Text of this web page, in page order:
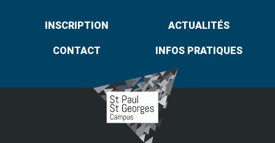
INSCRIPTION ACTUALITÉS
CONTACT INFOS PRATIQUES